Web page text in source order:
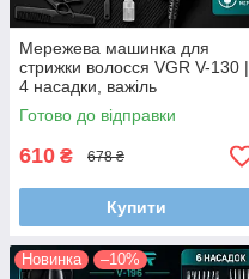
Мережева машинка для
стрижки волосся VGR V-130 |
4 насадки, важіль
регулювання лез та
подовжений кабель 2.5 м
Готово до відправки
610 ₴ 678 ₴
Купити
Новинка –10%